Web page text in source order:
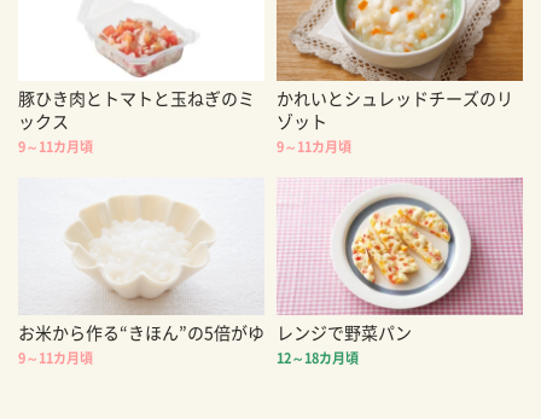
豚ひき肉とトマトと玉ねぎのミ
ックス
9～11カ月頃
かれいとシュレッドチーズのリ
ゾット
9～11カ月頃
お米から作る“きほん”の5倍がゆ
9～11カ月頃
レンジで野菜パン
12～18カ月頃